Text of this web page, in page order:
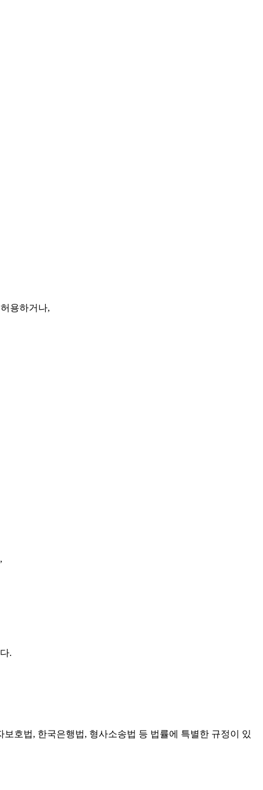
용하거나,
.
호법, 한국은행법, 형사소송법 등 법률에 특별한 규정이 있